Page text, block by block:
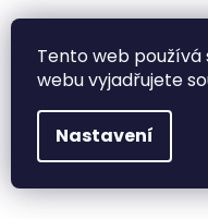
Tento web
webu vyjadřujete
Nastavení
Výroba
Výroba
požadavků